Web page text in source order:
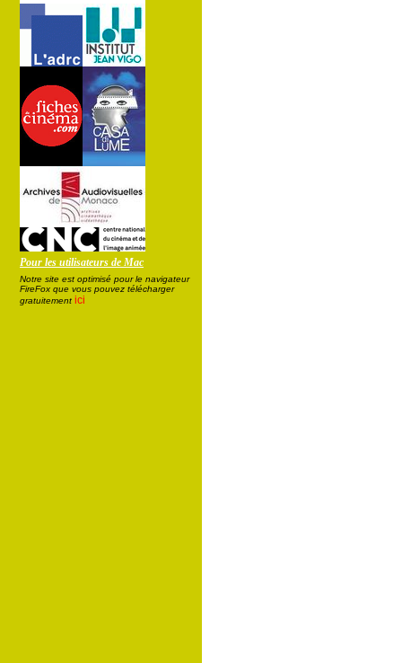
Pour les utilisateurs de Mac
Notre site est optimisé pour le navigateur
FireFox que vous pouvez télécharger
gratuitement ici